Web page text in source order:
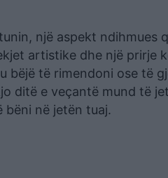
një aspekt ndihmues
artistike dhe një prirje
bëjë të rimendoni ose të
ditë e veçantë mund të
në jetën tuaj.